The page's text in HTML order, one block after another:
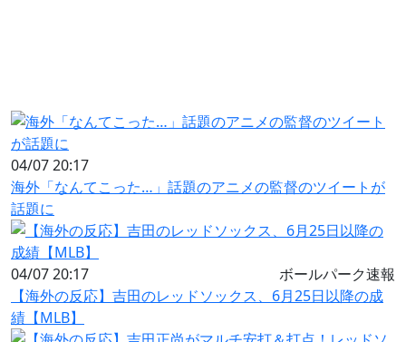
04/07 20:17
海外「なんてこった…」話題のアニメの監督のツイートが
話題に
04/07 20:17
ボールパーク速報
【海外の反応】吉田のレッドソックス、6月25日以降の成
績【MLB】